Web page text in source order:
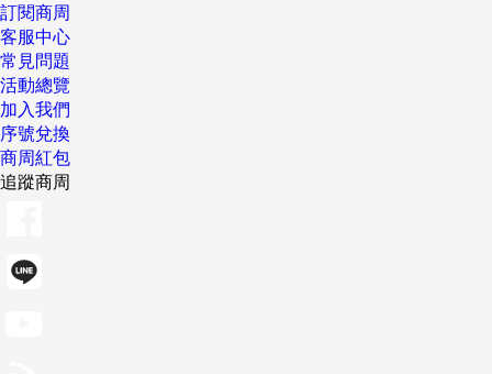
訂閱商周
客服中心
常見問題
活動總覽
加入我們
序號兌換
商周紅包
追蹤商周